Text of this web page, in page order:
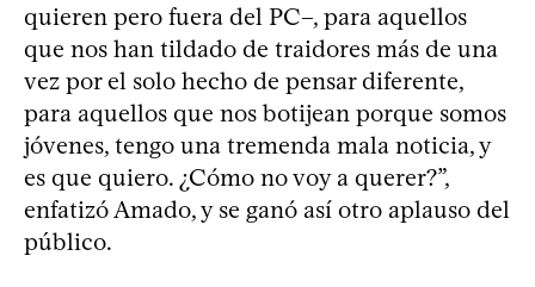
quieren pero fuera del PC–, para aquellos
que nos han tildado de traidores más de una
vez por el solo hecho de pensar diferente,
para aquellos que nos botijean porque somos
jóvenes, tengo una tremenda mala noticia, y
es que quiero. ¿Cómo no voy a querer?”,
enfatizó Amado, y se ganó así otro aplauso del
público.